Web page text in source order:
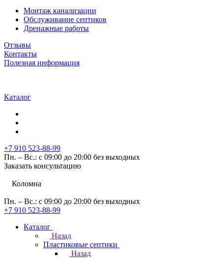
Монтаж канализации
Обслуживание септиков
Дренажные работы
Отзывы
Контакты
Полезная информация
Каталог
+7 910 523-88-99
Пн. – Вс.: с 09:00 до 20:00 без выходных
Заказать консультацию
Коломна
Пн. – Вс.: с 09:00 до 20:00 без выходных
+7 910 523-88-99
Каталог
Назад
Пластиковые септики
Назад